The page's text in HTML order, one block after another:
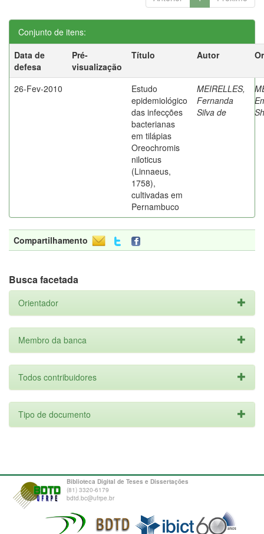
Conjunto de itens:
Data de
defesa
Pré-
visualização
Título Autor
26-Fev-2010
Estudo
epidemiológico
das infecções
bacterianas
em tilápias
Oreochromis
niloticus
(Linnaeus,
1758),
cultivadas em
Pernambuco
MEIRELLES,
Fernanda
Silva de
Compartilhamento
Busca facetada
Orientador
Membro da banca
Todos contribuidores
Tipo de documento
Biblioteca Digital de Teses e Dissertações
(81) 3320-6179
bdtd.bc@ufrpe.br